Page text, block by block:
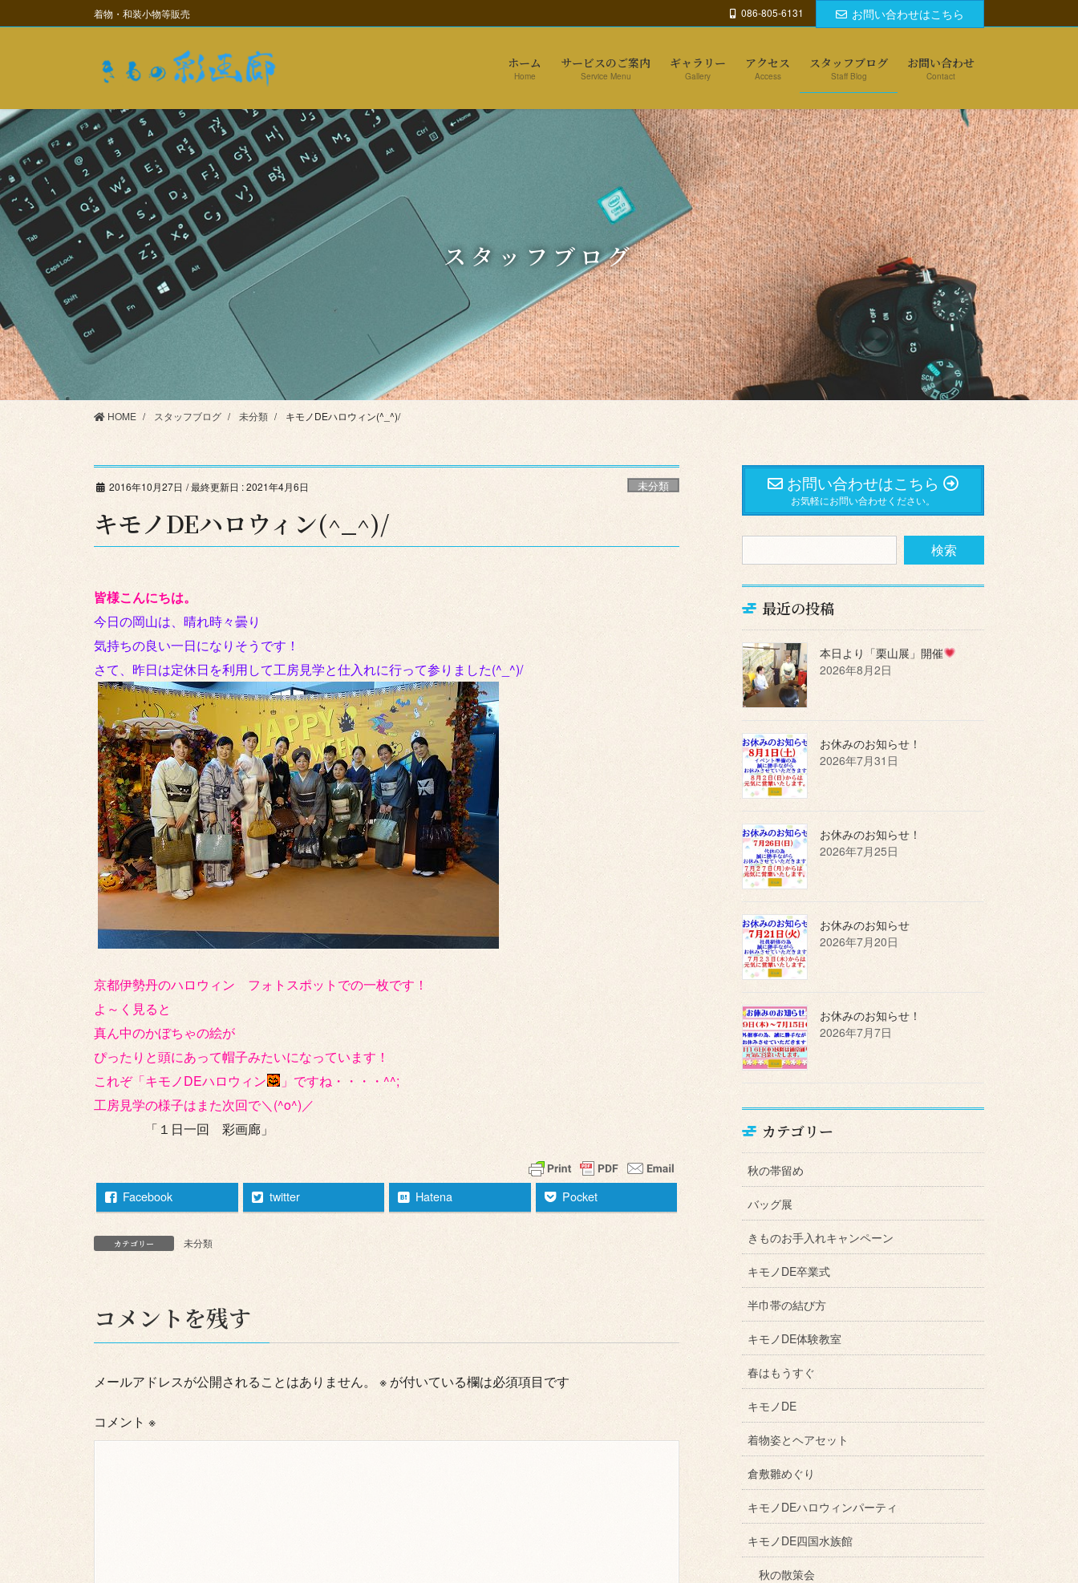
ン
に
移
ビ
ョ
ン
移
動
着物・和装小物等販売 086-805-6131 お問い合わせはこちら
ホーム
Home
サービスのご案内
Service Menu
ギャラリー
Gallery
アクセス
Access
スタッフブログ
Staff Blog
お問い合わせ
Contact
スタッフブログ
HOME スタッフブログ 未分類 キモノDEハロウィン(^_^)/
2016年10月27日 / 最終更新日 :2021年4月6日 未分類
キモノDEハロウィン(^_^)/
皆様こんにちは。
今日の岡山は、晴れ時々曇り
気持ちの良い一日になりそうです！
さて、昨日は定休日を利用して工房見学と仕入れに行って参りました(^_^)/
京都伊勢丹のハロウィン フォトスポットでの一枚です！
よ～く見ると
真ん中のかぼちゃの絵が
ぴったりと頭にあって帽子みたいになっています！
これぞ「キモノDEハロウィン
」ですね・・・・^^;
工房見学の様子はまた次回で＼(^o^)／
「１日一回 彩画廊」
Facebook twitter Hatena Pocket
カテゴリー 未分類
コメントを残す
メールアドレスが公開されることはありません。 ※ が付いている欄は必須項目です
コメント ※
お問い合わせはこちら
お気軽にお問い合わせください。
最近の投稿
本日より「栗山展」開催
2026年8月2日
お休みのお知らせ！
2026年7月31日
お休みのお知らせ！
2026年7月25日
お休みのお知らせ
2026年7月20日
お休みのお知らせ！
2026年7月7日
カテゴリー
秋の帯留め
バッグ展
きものお手入れキャンペーン
キモノDE卒業式
半巾帯の結び方
キモノDE体験教室
春はもうすぐ
キモノDE
着物姿とヘアセット
倉敷雛めぐり
キモノDEハロウィンパーティ
キモノDE四国水族館
秋の散策会